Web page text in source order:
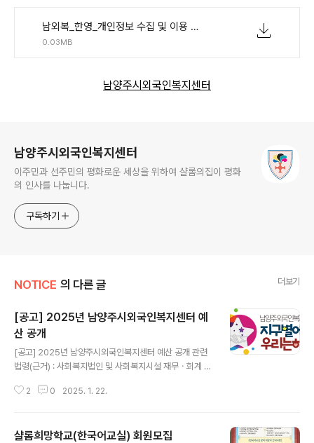
남외복_한영_개인정보 수집 및 이용 제공 동의서.hwp
0.03MB
남양주시외국인복지센터
남양주시외국인복지센터
이주민과 선주민의 평화로운 세상을 위하여 샬롬의집이 평화
의 인사를 나눕니다.
구독하기
NOTICE 의 다른 글 더보기
[공고] 2025년 남양주시외국인복지센터 예
산 공개
[공고] 2025년 남양주시외국인복지센터 예산 공개 관련
법령(근거) : 사회복지법인 및 사회복지시설 재무ㆍ회계 규
시외국인복지센터 예산을 붙임과 같이 공고합니다. 문
2 0 2025. 1. 22.
샬롬희망학교(한국어교실) 회원모집